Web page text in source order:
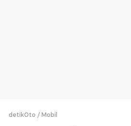
detikOto Mobil